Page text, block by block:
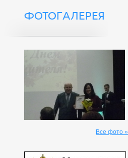
ФОТОГАЛЕРЕЯ
Все фото »